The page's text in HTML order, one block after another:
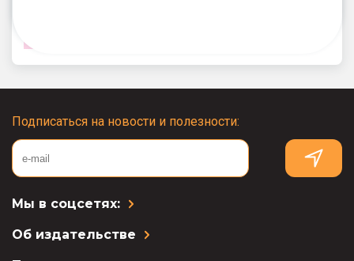
Подписаться на новости и полезности:
Мы в соцсетях:
Об издательстве